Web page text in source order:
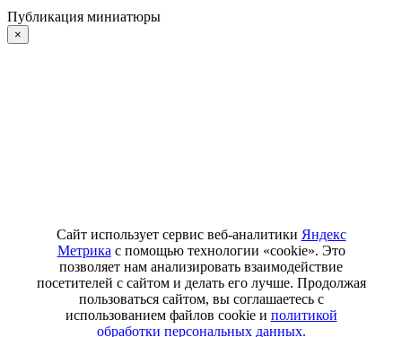
Публикация миниатюры
×
Сайт использует сервис веб-аналитики Яндекс
Метрика с помощью технологии «cookie». Это
позволяет нам анализировать взаимодействие
посетителей с сайтом и делать его лучше. Продолжая
пользоваться сайтом, вы соглашаетесь с
использованием файлов cookie и политикой
обработки персональных данных.